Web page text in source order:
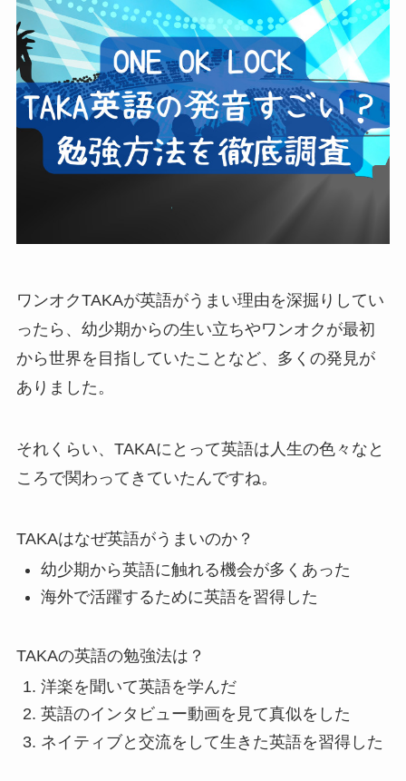
ワンオクTAKAが英語がうまい理由を深掘りしてい
ったら、幼少期からの生い立ちやワンオクが最初
から世界を目指していたことなど、多くの発見が
ありました。
それくらい、TAKAにとって英語は人生の色々なと
ころで関わってきていたんですね。
TAKAはなぜ英語がうまいのか？
幼少期から英語に触れる機会が多くあった
海外で活躍するために英語を習得した
TAKAの英語の勉強法は？
洋楽を聞いて英語を学んだ
英語のインタビュー動画を見て真似をした
ネイティブと交流をして生きた英語を習得した